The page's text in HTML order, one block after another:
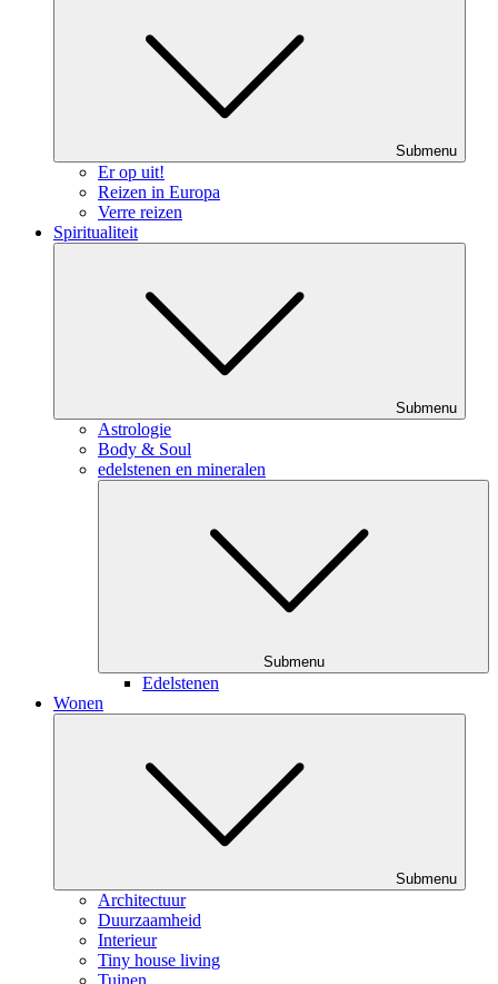
Submenu
Er op uit!
Reizen in Europa
Verre reizen
Spiritualiteit
Submenu
Astrologie
Body & Soul
edelstenen en mineralen
Submenu
Edelstenen
Wonen
Submenu
Architectuur
Duurzaamheid
Interieur
Tiny house living
Tuinen